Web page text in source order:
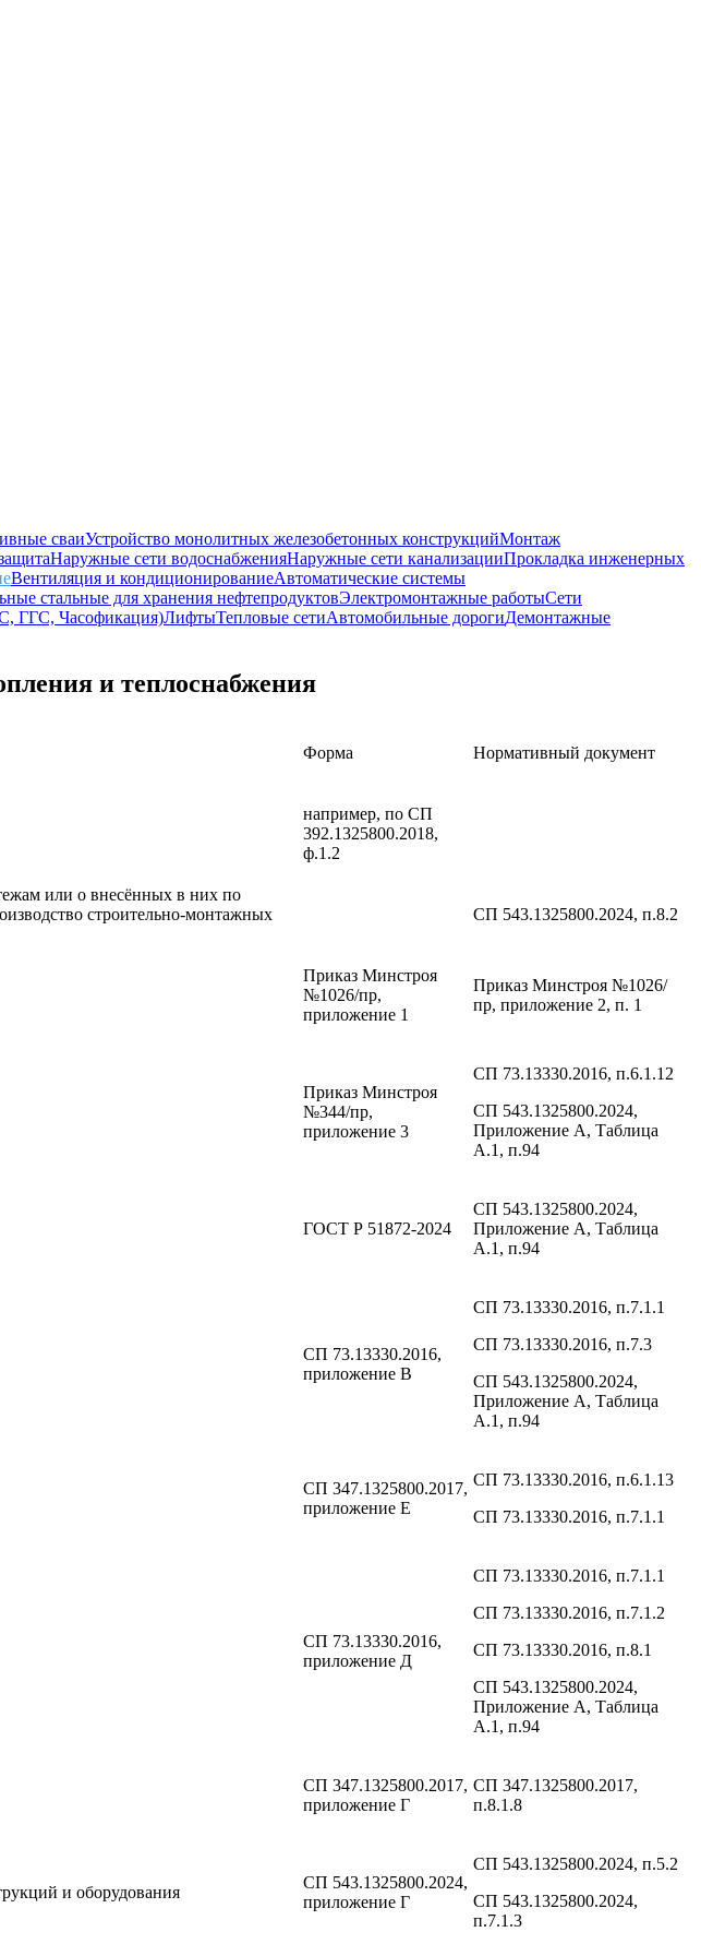
сваиУстройство монолитных железобетонных конструкцийМонтаж
Наружные сети водоснабженияНаружные сети канализацииПрокладка инженерных
Вентиляция и кондиционированиеАвтоматические системы
стальные для хранения нефтепродуктовЭлектромонтажные работыСети
ГГС, Часофикация)ЛифтыТепловые сетиАвтомобильные дорогиДемонтажные
и теплоснабжения
Форма Нормативный документ
например, по СП
392.1325800.2018,
ф.1.2
или о внесённых в них по
строительно-монтажных
СП 543.1325800.2024, п.8.2
Приказ Минстроя
№1026/пр,
приложение 1
Приказ Минстроя №1026/
пр, приложение 2, п. 1
Приказ Минстроя
№344/пр,
приложение 3
СП 73.13330.2016, п.6.1.12
СП 543.1325800.2024,
Приложение А, Таблица
А.1, п.94
ГОСТ Р 51872-2024
СП 543.1325800.2024,
Приложение А, Таблица
А.1, п.94
СП 73.13330.2016,
приложение В
СП 73.13330.2016, п.7.1.1
СП 73.13330.2016, п.7.3
СП 543.1325800.2024,
Приложение А, Таблица
А.1, п.94
СП 347.1325800.2017,
приложение Е
СП 73.13330.2016, п.6.1.13
СП 73.13330.2016, п.7.1.1
СП 73.13330.2016,
приложение Д
СП 73.13330.2016, п.7.1.1
СП 73.13330.2016, п.7.1.2
СП 73.13330.2016, п.8.1
СП 543.1325800.2024,
Приложение А, Таблица
А.1, п.94
СП 347.1325800.2017,
приложение Г
СП 347.1325800.2017,
п.8.1.8
и оборудования
СП 543.1325800.2024,
приложение Г
СП 543.1325800.2024, п.5.2
СП 543.1325800.2024,
п.7.1.3